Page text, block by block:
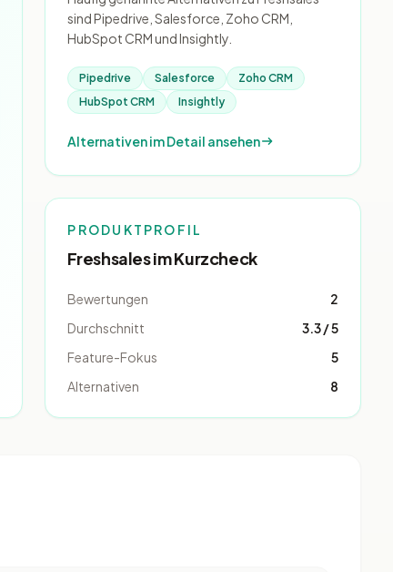
sind Pipedrive, Salesforce, Zoho CRM,
HubSpot CRM und Insightly.
Pipedrive Salesforce
Zoho CRM
HubSpot CRM
Insightly
Alternativen im Detail ansehen
PRODUKTPROFIL
Freshsales im Kurzcheck
Bewertungen
2
Durchschnitt
3.3 / 5
Feature-Fokus
5
Alternativen
8